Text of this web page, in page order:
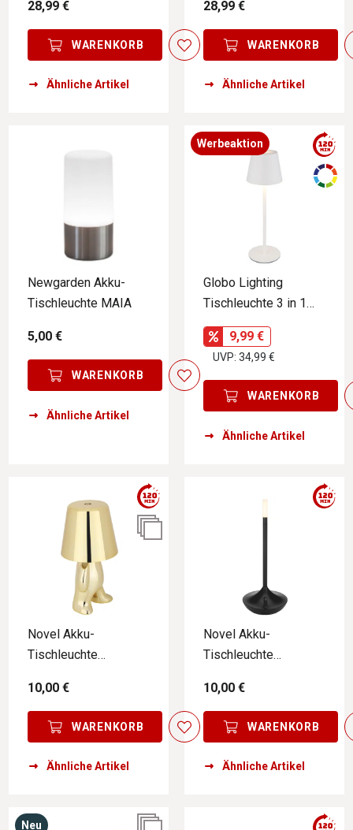
28,99 €
WARENKORB
Ähnliche Artikel
28,99 €
WARENKORB
Ähnliche Artikel
Newgarden Akku-
Tischleuchte MAIA
5,00 €
WARENKORB
Ähnliche Artikel
Werbeaktion
Globo Lighting
Tischleuchte 3 in 1
VANNIE
9,99 €
UVP: 34,99 €
WARENKORB
Ähnliche Artikel
Novel Akku-
Tischleuchte
10,00 €
WARENKORB
Ähnliche Artikel
Novel Akku-
Tischleuchte
10,00 €
WARENKORB
Ähnliche Artikel
Neu